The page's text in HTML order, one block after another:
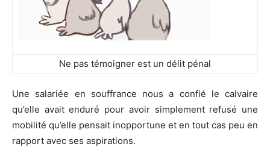
Ne pas témoigner est un délit pénal
Une salariée en souffrance nous a confié le calvaire
qu’elle avait enduré pour avoir simplement refusé une
mobilité qu’elle pensait inopportune et en tout cas peu en
rapport avec ses aspirations.